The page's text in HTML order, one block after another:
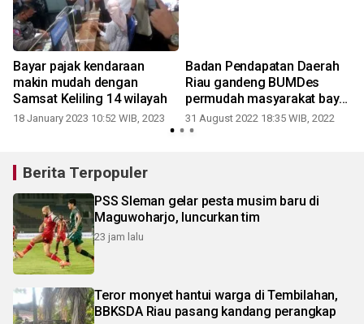
Bayar pajak kendaraan
makin mudah dengan
Samsat Keliling 14 wilayah
18 January 2023 10:52 WIB, 2023
Badan Pendapatan Daerah
Riau gandeng BUMDes
permudah masyarakat bayar
pajak kendaraan
31 August 2022 18:35 WIB, 2022
Berita Terpopuler
PSS Sleman gelar pesta musim baru di
Maguwoharjo, luncurkan tim
23 jam lalu
Teror monyet hantui warga di Tembilahan,
BBKSDA Riau pasang kandang perangkap